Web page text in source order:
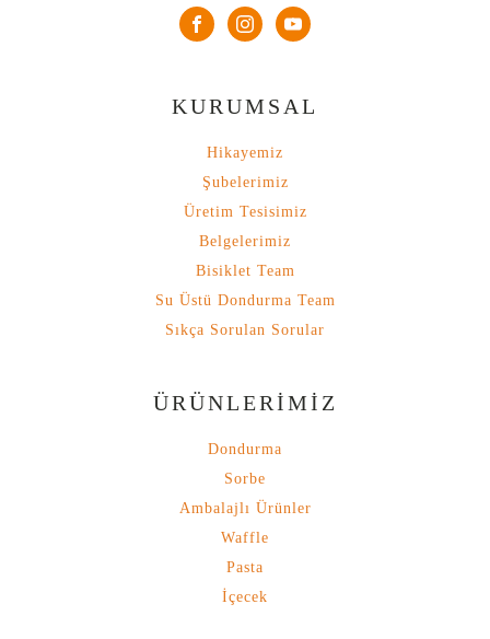
KURUMSAL
Hikayemiz
Şubelerimiz
Üretim Tesisimiz
Belgelerimiz
Bisiklet Team
Su Üstü Dondurma Team
Sıkça Sorulan Sorular
ÜRÜNLERİMİZ
Dondurma
Sorbe
Ambalajlı Ürünler
Waffle
Pasta
İçecek